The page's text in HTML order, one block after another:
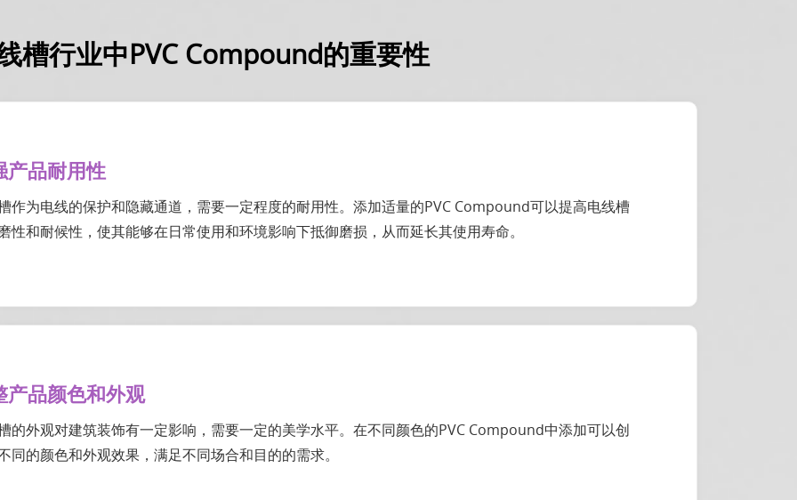
槽行业中PVC Compound的重要性
产品耐用性
作为电线的保护和隐藏通道，需要一定程度的耐用性。添加适量的PVC Compound可以提高电线槽
性和耐候性，使其能够在日常使用和环境影响下抵御磨损，从而延长其使用寿命。
产品颜色和外观
的外观对建筑装饰有一定影响，需要一定的美学水平。在不同颜色的PVC Compound中添加可以创
同的颜色和外观效果，满足不同场合和目的的需求。